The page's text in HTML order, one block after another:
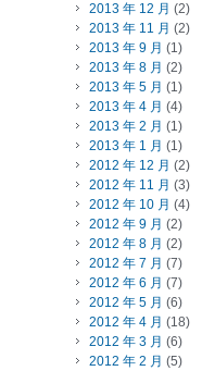
2013 年 12 月 (2)
2013 年 11 月 (2)
2013 年 9 月 (1)
2013 年 8 月 (2)
2013 年 5 月 (1)
2013 年 4 月 (4)
2013 年 2 月 (1)
2013 年 1 月 (1)
2012 年 12 月 (2)
2012 年 11 月 (3)
2012 年 10 月 (4)
2012 年 9 月 (2)
2012 年 8 月 (2)
2012 年 7 月 (7)
2012 年 6 月 (7)
2012 年 5 月 (6)
2012 年 4 月 (18)
2012 年 3 月 (6)
2012 年 2 月 (5)